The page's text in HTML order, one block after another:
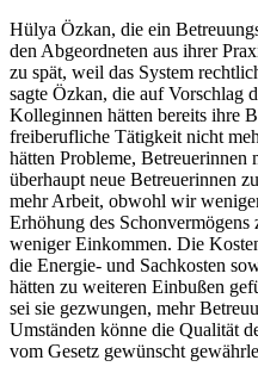
Hülya Özkan, die ein
den Abgeordneten aus ihrer
zu spät, weil das System
sagte Özkan, die auf Vorschlag
Kolleginnen hätten bereits ihre
freiberufliche Tätigkeit nicht
hätten Probleme, Betreuerinnen
überhaupt neue Betreuerinnen
mehr Arbeit, obwohl wir
Erhöhung des
weniger Einkommen. Die
die Energie- und Sachkosten
hätten zu weiteren Einbußen
sei sie gezwungen, mehr
Umständen könne die Qualität
vom Gesetz gewünscht